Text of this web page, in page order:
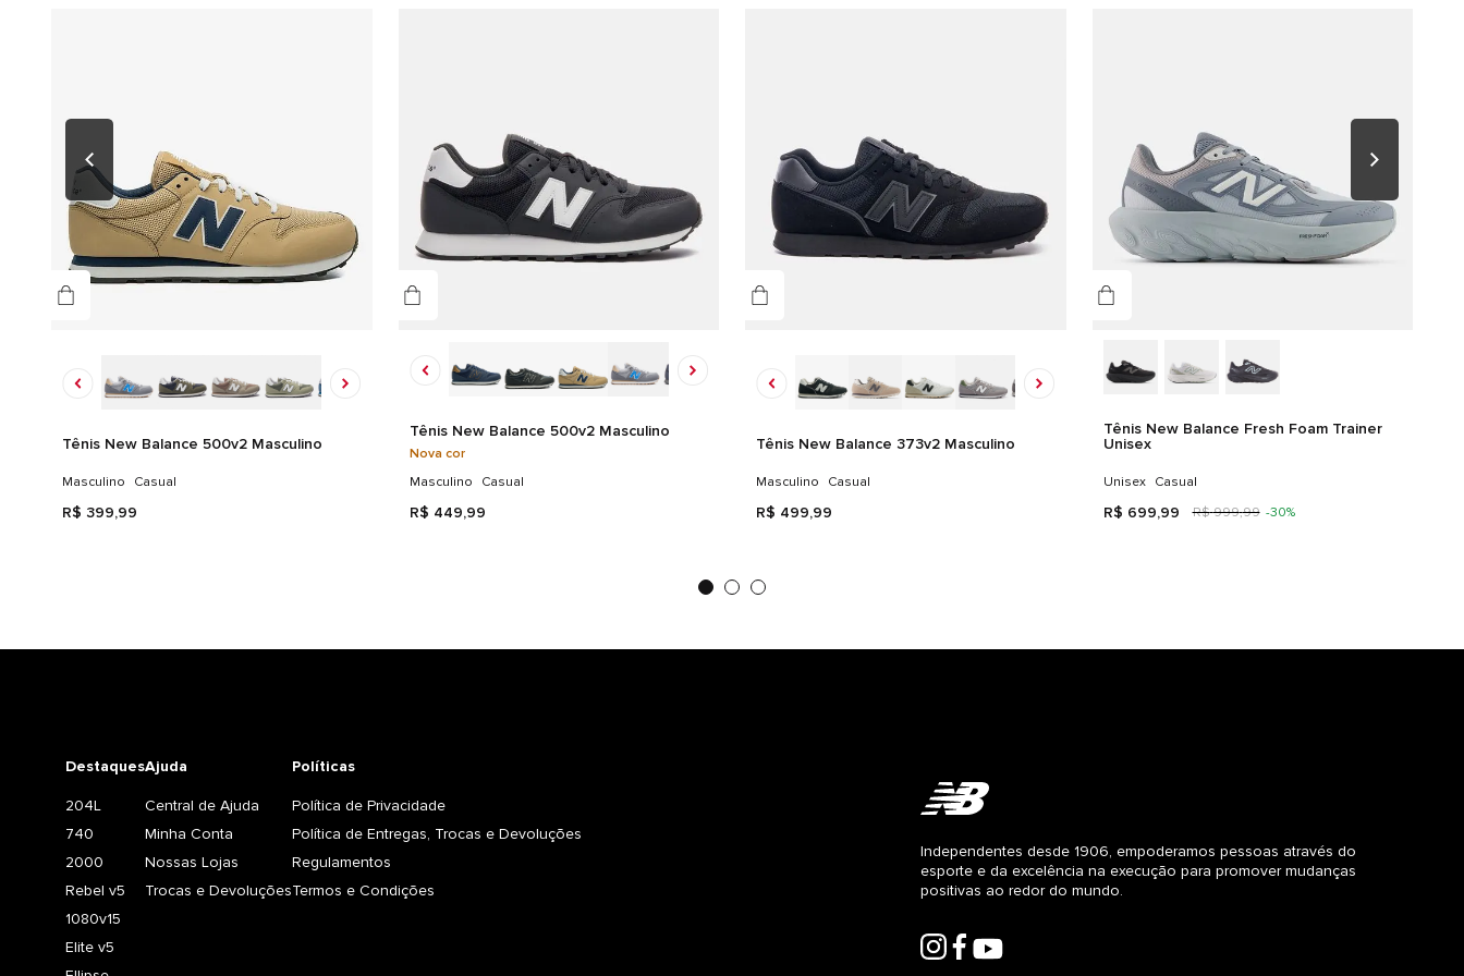
TEXTIL SOLA: 53% EVA 47% BORRACHA
Tênis New Balance 500v2 Masculino
Masculino Casual
R$ 399,99
Tênis New Balance 500v2 Masculino
Nova cor
Masculino
Casual
R$ 449,99
Tênis New Balance 373v2 Masculino
Masculino Casual
R$ 499,99
Tênis New Balance Fresh Foam Trainer
Unisex
Unisex Casual
R$ 699,99 R$ 999,99 -30%
Destaques
204L
740
2000
Rebel v5
1080v15
Elite v5
Ajuda
Central de Ajuda
Minha Conta
Nossas Lojas
Trocas e Devoluções
Políticas
Política de Privacidade
Política de Entregas, Trocas e Devoluções
Regulamentos
Termos e Condições
Independentes desde 1906, empoderamos pessoas através do
esporte e da excelência na execução para promover mudanças
positivas ao redor do mundo.